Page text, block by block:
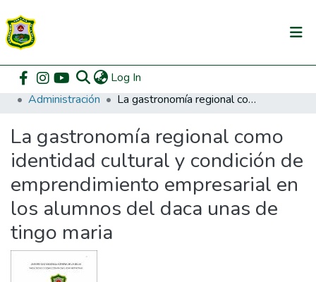
Log In
Communities & Collections
All of DSpace
DSpace Statistics
Home Pregrado
Administración
La gastronomía regional como identidad cultural y condición de emprendimiento empresarial en los alumnos del daca unas de tingo maria
La gastronomía regional como
identidad cultural y condición de
emprendimiento empresarial en
los alumnos del daca unas de
tingo maria